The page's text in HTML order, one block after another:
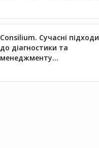
Consilium. Сучасні підходи
до діагностики та
менеджменту